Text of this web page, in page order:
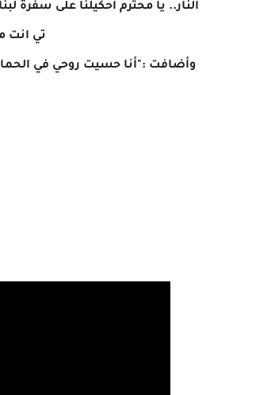
النار.. يا محترم أحكيلنا على سفرة
تي انت
وأضافت :"أنا حسيت روحي في